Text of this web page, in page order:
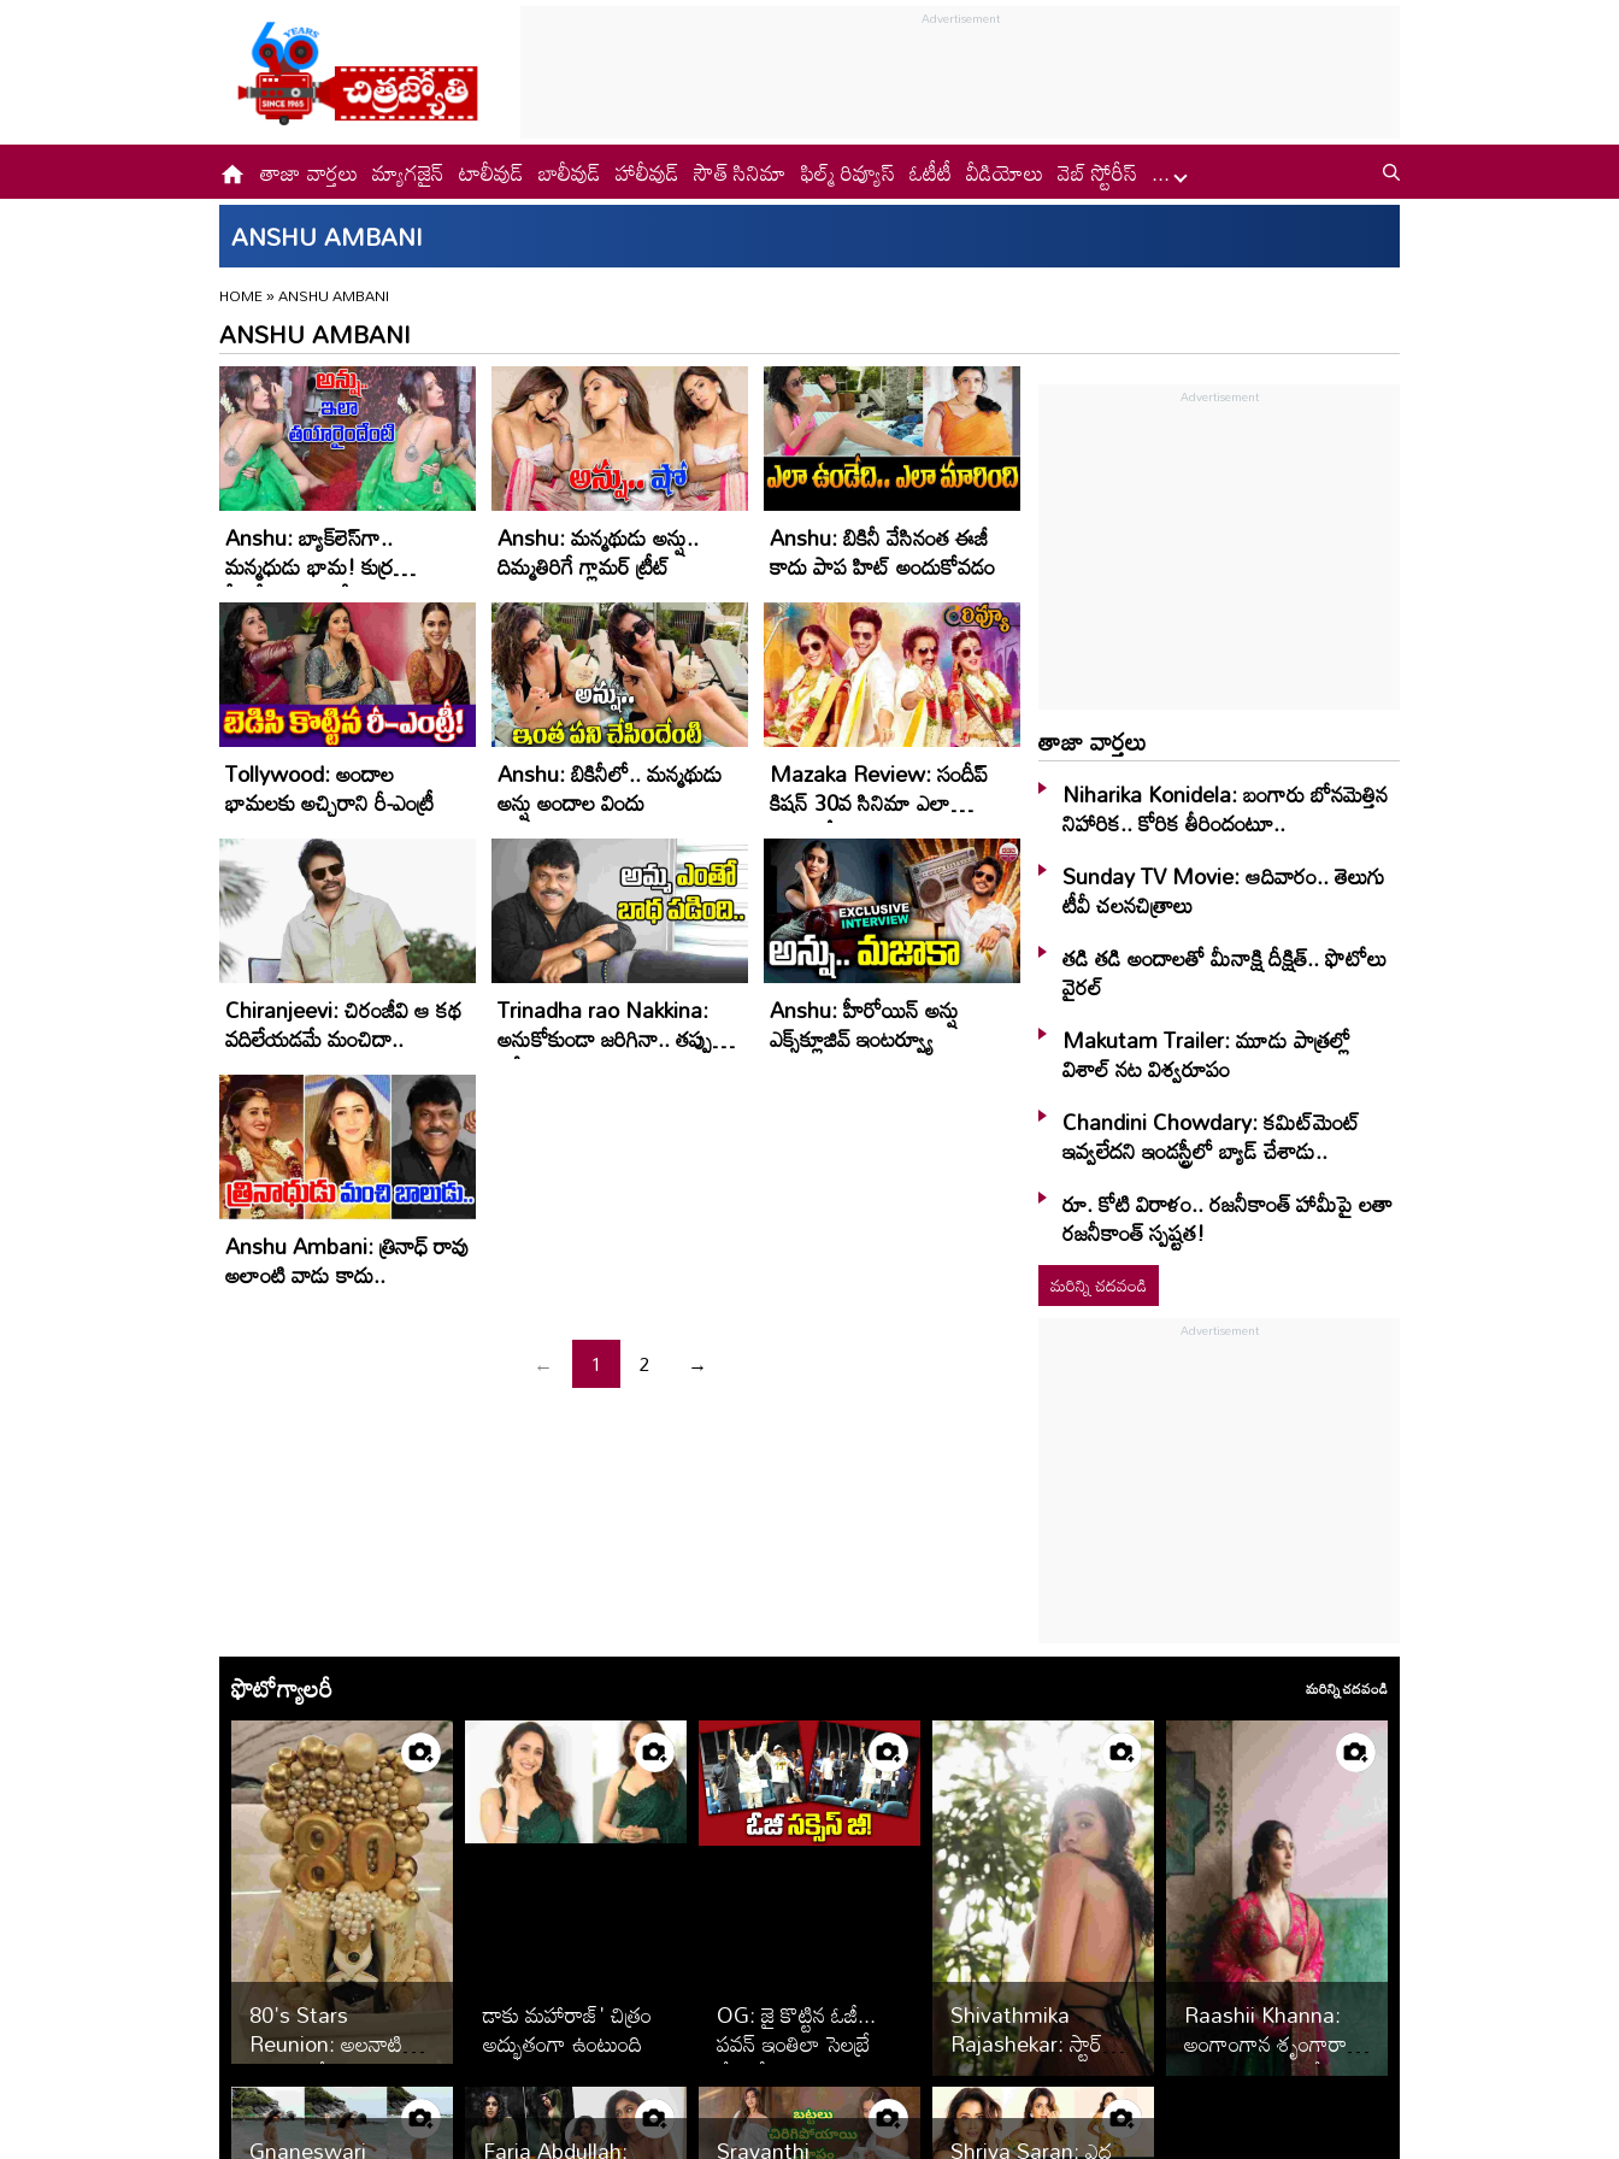
తాజా వార్తలు మ్యాగజైన్ టాలీవుడ్ బాలీవుడ్ హాలీవుడ్ సౌత్ సినిమా ఫిల్మ్ రివ్యూస్ ఓటీటీ వీడియోలు వెబ్ స్టోరీస్ ...
ANSHU AMBANI
HOME»ANSHU AMBANI
ANSHU AMBANI
Anshu: బ్యాక్‌లెస్‌గా..
మ‌న్మ‌ధుడు భామ‌! కుర్ర
హీరోయిన్లు జంకేలా ఉన్నారుగా
Anshu: మ‌న్మ‌థుడు అన్షు..
దిమ్మ‌తిరిగే గ్లామ‌ర్ ట్రీట్‌
Anshu: బికినీ వేసినంత ఈజీ
కాదు పాప హిట్ అందుకోవడం
Tollywood: అందాల
భామలకు అచ్చిరాని రీ-ఎంట్రీ
Anshu: బికినీలో.. మన్మథుడు
అన్షు అందాల విందు
Mazaka Review: సందీప్‌
కిషన్‌ 30వ సినిమా ఎలా
ఉందంటే..
Chiranjeevi: చిరంజీవి ఆ కథ
వదిలేయడమే మంచిదా..
Trinadha rao Nakkina:
అనుకోకుండా జరిగినా.. తప్పు
తప్పే..
Anshu: హీరోయిన్ అన్షు
ఎక్స్‌క్లూజివ్ ఇంటర్వ్యూ
Anshu Ambani: త్రినాధ్ రావు
అలాంటి వాడు కాదు..
← 1 2 →
తాజా వార్తలు
Niharika Konidela: బంగారు బోనమెత్తిన
నిహారిక.. కోరిక తీరిందంటూ..
Sunday TV Movie: ఆదివారం.. తెలుగు
టీవీ చ‌ల‌న‌చిత్రాలు
తడి తడి అందాలతో మీనాక్షి దీక్షిత్‌.. ఫొటోలు
వైరల్
Makutam Trailer: మూడు పాత్రల్లో
విశాల్ నట విశ్వరూపం
Chandini Chowdary: కమిట్‌మెంట్
ఇవ్వలేదని ఇండస్ట్రీలో బ్యాడ్ చేశాడు..
రూ. కోటి విరాళం.. రజనీకాంత్ హామీపై లతా
రజనీకాంత్ స్పష్టత!
మరిన్ని చదవండి
ఫొటోగ్యాలరీ మరిన్ని చదవండి
80's Stars
Reunion: అలనాటి
తారల ఆత్మీయ
సమ్మేళనం
డాకు మహారాజ్' చిత్రం
అద్భుతంగా ఉంటుంది :
కథానాయిక ప్రగ్యా
జైస్వాల్
OG: జై కొట్టిన ఓజీ...
పవన్ ఇంతిలా సెలబ్రేట్
చేసుకోవడం ఇంతకు
ముందు చూశారా
Shivathmika
Rajashekar: స్టార్
వారసురాలు.. అందాల
ఆరబోతతో
అదరగొడుతుందే
Raashii Khanna:
అంగాంగాన శృంగారాన్ని
సింగారించినట్టుందే